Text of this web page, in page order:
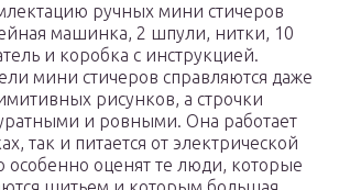
ручных мини стичеров
машинка, 2 шпули, нитки, 10
и коробка с инструкцией.
мини стичеров справляются даже
рисунков, а строчки
и ровными. Она работает
так и питается от электрической
особенно оценят те люди, которые